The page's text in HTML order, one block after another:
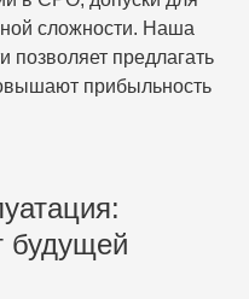
сложности. Наша
позволяет предлагать
прибыльность
будущей